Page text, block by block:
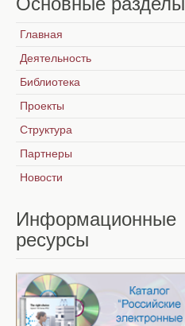
Главная
Деятельность
Библиотека
Проекты
Структура
Партнеры
Новости
Информационные
ресурсы